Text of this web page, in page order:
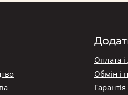
Оплата і
Обмін і
Гарантія